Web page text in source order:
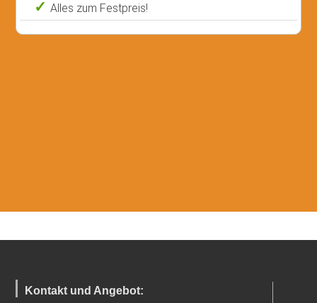
Alles zum Festpreis!
Kontakt und Angebot: